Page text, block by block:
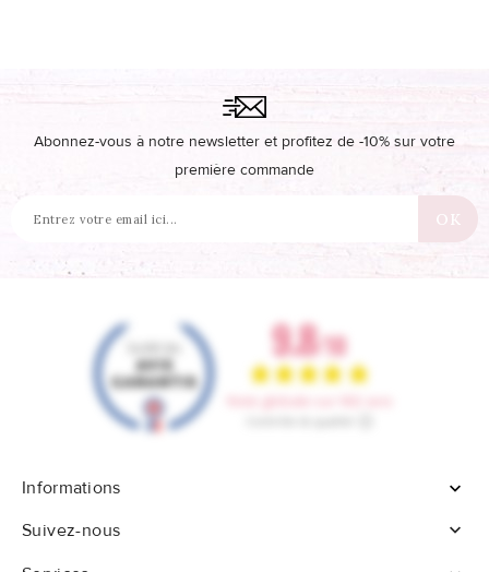
Abonnez-vous à notre newsletter et profitez de -10% sur votre
première commande
Informations

Suivez-nous
